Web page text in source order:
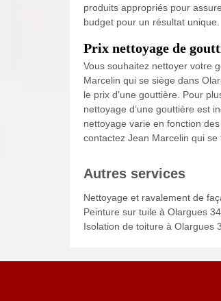
produits appropriés pour
budget pour un résultat unique.
Prix nettoyage de
Vous souhaitez nettoyer votre
Marcelin qui se siège dans
le prix d'une gouttière. Pour
nettoyage d’une gouttière est
nettoyage varie en fonction
contactez Jean Marcelin qui
Autres services
Nettoyage et ravalement de
Peinture sur tuile à Olargues
Isolation de toiture à Olargues